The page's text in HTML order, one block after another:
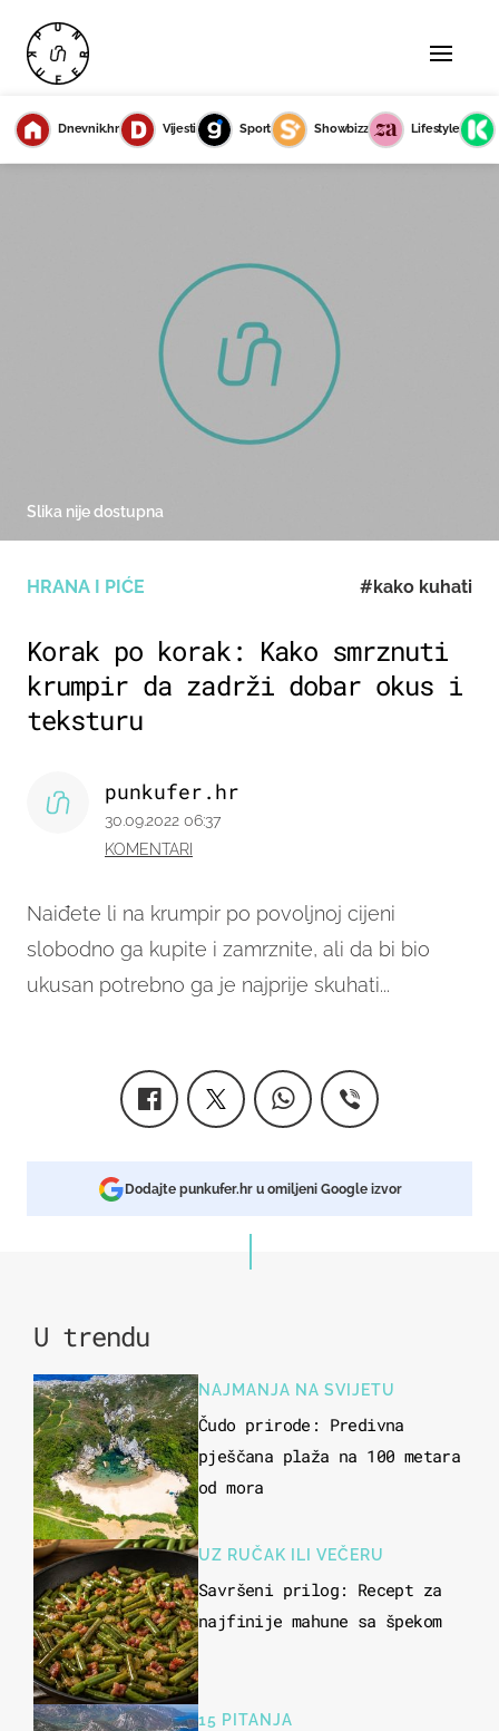
Dnevnik.hr Vijesti Sport Showbizz Lifestyle
HRANA I PIĆE #kako kuhati
Korak po korak: Kako smrznuti
krumpir da zadrži dobar okus i
teksturu
Naiđete li na krumpir po povoljnoj cijeni
slobodno ga kupite i zamrznite, ali da bi bio
ukusan potrebno ga je najprije skuhati...
punkufer.hr
30.09.2022 06:37
KOMENTARI
Slika nije dostupna
Dodajte punkufer.hr u omiljeni Google izvor
U trendu
NAJMANJA NA SVIJETU
Čudo prirode: Predivna
pješčana plaža na 100 metara
od mora
UZ RUČAK ILI VEČERU
Savršeni prilog: Recept za
najfinije mahune sa špekom
15 PITANJA